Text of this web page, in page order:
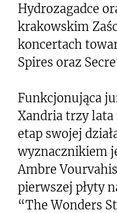
Hydrozagadce
krakowskim
koncertach
Spires oraz
Funkcjonująca
Xandria trzy lata
etap swojej
wyznacznikiem
Ambre
pierwszej płyty
“The Wonders